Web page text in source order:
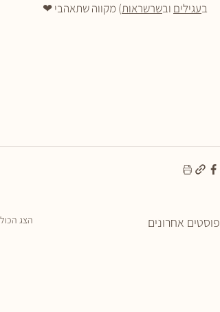
בעגילים ובשרשראות) מקווה שתאהבי ❤
פוסטים אחרונים הצג הכול